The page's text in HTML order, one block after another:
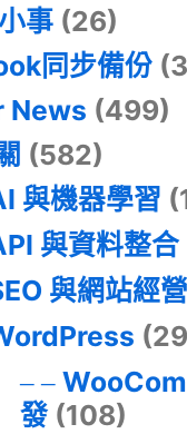
事 (26)
同步備份
News (499)
(582)
與機器學習
與資料整合
與網站經營
發(108)